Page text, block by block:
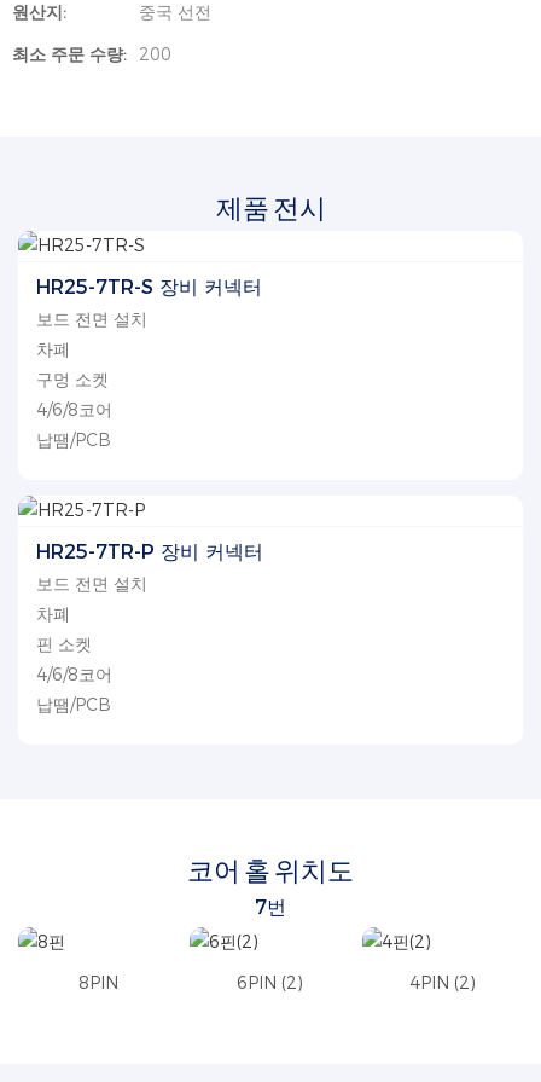
원산지:
중국 선전
최소 주문 수량:
200
제품 전시
HR25-7TR-S 장비 커넥터
보드 전면 설치
차폐
구멍 소켓
4/6/8코어
납땜/PCB
HR25-7TR-P 장비 커넥터
보드 전면 설치
차폐
핀 소켓
4/6/8코어
납땜/PCB
코어 홀 위치도
7번
8PIN 6PIN (2) 4PIN (2)